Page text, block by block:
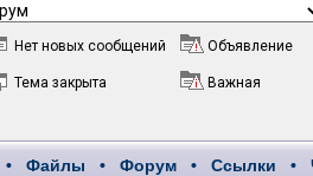
Нет новых сообщений Объявление
Тема закрыта Важная
• Файлы • Форум • Ссылки •